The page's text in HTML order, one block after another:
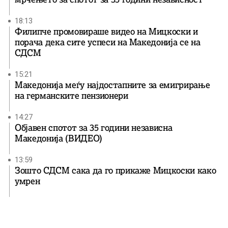
18:13
Филипче промовираше видео на Мицкоски и
порача дека сите успеси на Македонија се на
СДСМ
15:21
Македонија меѓу најдостапните за емигрирање
на германските пензионери
14:27
Објавен спотот за 35 години независна
Македонија (ВИДЕО)
13:59
Зошто СДСМ сака да го прикаже Мицкоски како
умрен